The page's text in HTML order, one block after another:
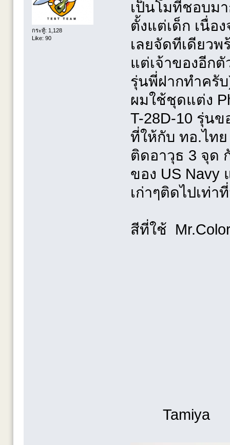
กระทู้: 1,128
Like: 90
เป็นโมที่ชอบมา
ตั้งแต่เด็ก เนื่อ
เลยจัดทีเดียวพ
แต่เจ้าของอีก
รุ่นพี่ฝากทำครั
ผมใช้ชุดแต่ง
T-28D-10 รุ่นข
ที่ให้กับ ทอ.ไท
ติดอาวุธ 3 จุด
ของ US Navy
เก่าๆติดไปเท่า
สีที่ใช้
Tamiya